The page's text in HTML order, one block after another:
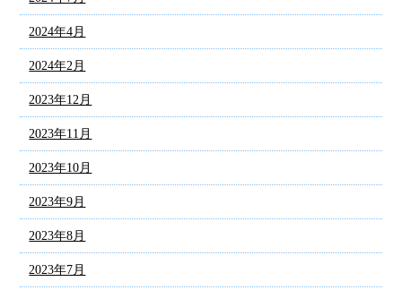
2024年4月
2024年2月
2023年12月
2023年11月
2023年10月
2023年9月
2023年8月
2023年7月